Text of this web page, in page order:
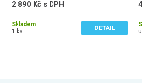
2 890 Kč s DPH
Skladem
1 ks
DETAIL